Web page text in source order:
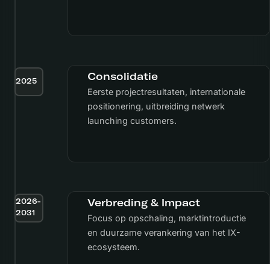
2025 Consolidatie
Eerste projectresultaten, internationale
positionering, uitbreiding netwerk
launching customers.
2026-
2031
Verbreding & Impact
Focus op opschaling, marktintroductie
en duurzame verankering van het IX-
ecosysteem.